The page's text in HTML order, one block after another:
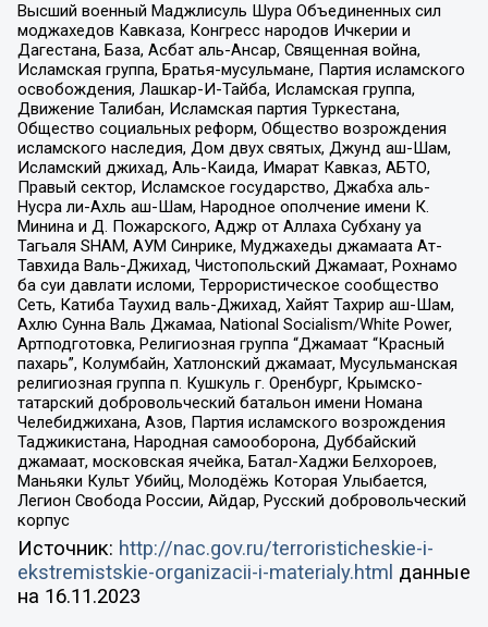
Высший военный Маджлисуль Шура Объединенных сил
моджахедов Кавказа, Конгресс народов Ичкерии и
Дагестана, База, Асбат аль-Ансар, Священная война,
Исламская группа, Братья-мусульмане, Партия исламского
освобождения, Лашкар-И-Тайба, Исламская группа,
Движение Талибан, Исламская партия Туркестана,
Общество социальных реформ, Общество возрождения
исламского наследия, Дом двух святых, Джунд аш-Шам,
Исламский джихад, Аль-Каида, Имарат Кавказ, АБТО,
Правый сектор, Исламское государство, Джабха аль-
Нусра ли-Ахль аш-Шам, Народное ополчение имени К.
Минина и Д. Пожарского, Аджр от Аллаха Субхану уа
Тагьаля SHAM, АУМ Синрике, Муджахеды джамаата Ат-
Тавхида Валь-Джихад, Чистопольский Джамаат, Рохнамо
ба суи давлати исломи, Террористическое сообщество
Сеть, Катиба Таухид валь-Джихад, Хайят Тахрир аш-Шам,
Ахлю Сунна Валь Джамаа, National Socialism/White Power,
Артподготовка, Религиозная группа “Джамаат “Красный
пахарь”, Колумбайн, Хатлонский джамаат, Мусульманская
религиозная группа п. Кушкуль г. Оренбург, Крымско-
татарский добровольческий батальон имени Номана
Челебиджихана, Азов, Партия исламского возрождения
Таджикистана, Народная самооборона, Дуббайский
джамаат, московская ячейка, Батал-Хаджи Белхороев,
Маньяки Культ Убийц, Молодёжь Которая Улыбается,
Легион Свобода России, Айдар, Русский добровольческий
корпус
Источник: http://nac.gov.ru/terroristicheskie-i-
ekstremistskie-organizacii-i-materialy.html данные
на 16.11.2023